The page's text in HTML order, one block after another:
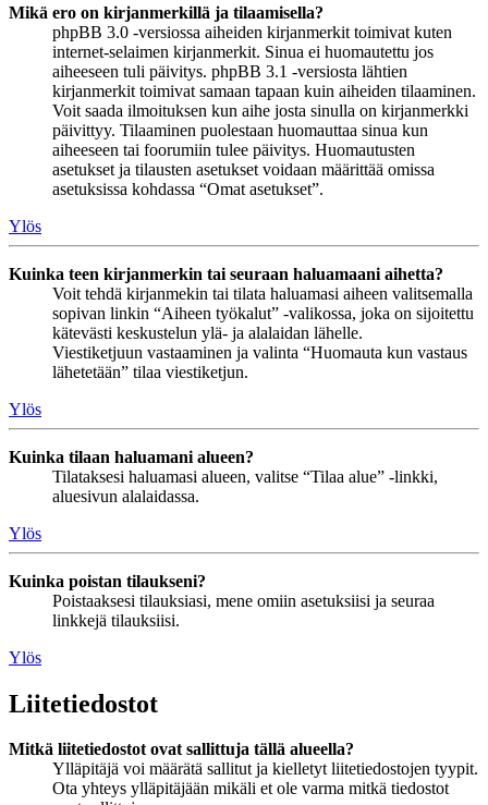
Mikä ero on kirjanmerkillä ja tilaamisella?
phpBB 3.0 -versiossa aiheiden kirjanmerkit toimivat kuten
internet-selaimen kirjanmerkit. Sinua ei huomautettu jos
aiheeseen tuli päivitys. phpBB 3.1 -versiosta lähtien
kirjanmerkit toimivat samaan tapaan kuin aiheiden tilaaminen.
Voit saada ilmoituksen kun aihe josta sinulla on kirjanmerkki
päivittyy. Tilaaminen puolestaan huomauttaa sinua kun
aiheeseen tai foorumiin tulee päivitys. Huomautusten
asetukset ja tilausten asetukset voidaan määrittää omissa
asetuksissa kohdassa “Omat asetukset”.
Ylös
Kuinka teen kirjanmerkin tai seuraan haluamaani aihetta?
Voit tehdä kirjanmekin tai tilata haluamasi aiheen valitsemalla
sopivan linkin “Aiheen työkalut” -valikossa, joka on sijoitettu
kätevästi keskustelun ylä- ja alalaidan lähelle.
Viestiketjuun vastaaminen ja valinta “Huomauta kun vastaus
lähetetään” tilaa viestiketjun.
Ylös
Kuinka tilaan haluamani alueen?
Tilataksesi haluamasi alueen, valitse “Tilaa alue” -linkki,
aluesivun alalaidassa.
Ylös
Kuinka poistan tilaukseni?
Poistaaksesi tilauksiasi, mene omiin asetuksiisi ja seuraa
linkkejä tilauksiisi.
Ylös
Liitetiedostot
Mitkä liitetiedostot ovat sallittuja tällä alueella?
Ylläpitäjä voi määrätä sallitut ja kielletyt liitetiedostojen tyypit.
Ota yhteys ylläpitäjään mikäli et ole varma mitkä tiedostot